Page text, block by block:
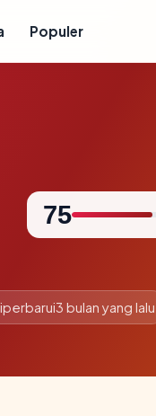
Populer
75
3 bulan yang lalu